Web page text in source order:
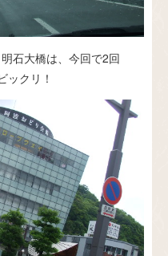
石大橋は、今回で2回
クリ！